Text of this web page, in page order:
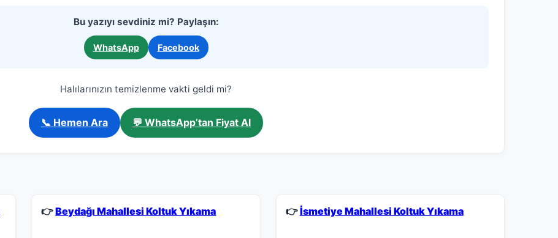
Bu yazıyı sevdiniz mi? Paylaşın:
WhatsApp Facebook
Halılarınızın temizlenme vakti geldi mi?
📞 Hemen Ara 💬 WhatsApp’tan Fiyat Al
👉Beydağı Mahallesi Koltuk Yıkama 👉İsmetiye Mahallesi Koltuk Yıkama